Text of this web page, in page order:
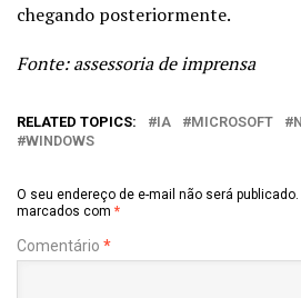
chegando posteriormente.
Fonte: assessoria de imprensa
RELATED TOPICS: IA MICROSOFT
WINDOWS
O seu endereço de e-mail não será publicado.
marcados com *
Comentário *